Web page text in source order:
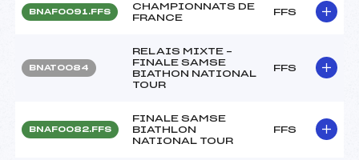
BNAF0091.FFS
CHAMPIONNATS DE
FRANCE
FFS
BNAT0084
RELAIS MIXTE –
FINALE SAMSE
BIATHON NATIONAL
TOUR
FFS
BNAF0082.FFS
FINALE SAMSE
BIATHLON
NATIONAL TOUR
FFS